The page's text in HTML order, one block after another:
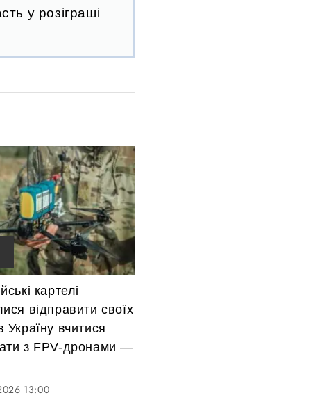
у розіграші
картелі
відправити своїх
вчитися
з FPV-дронами —
13:00